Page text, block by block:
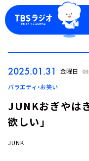
ログイン
2025.01.31 金曜日
バラエティ・お笑い
JUNKおぎやは
欲しい」
JUNK